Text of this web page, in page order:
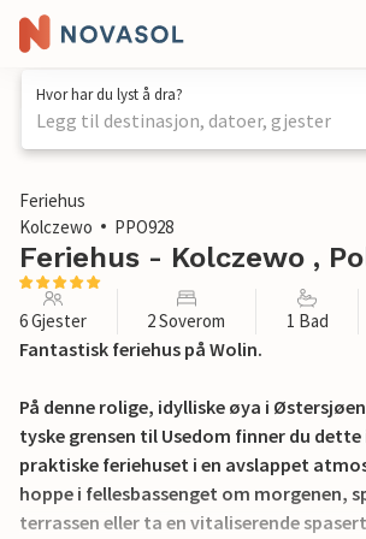
Hvor har du lyst å dra?
Legg til destinasjon, datoer, gjester
1 / 25
Feriehus
Kolczewo
PPO928
Feriehus - Kolczewo ,
6 Gjester 2 Soverom 1 Bad
Fantastisk feriehus på Wolin.
På denne rolige, idylliske øya i
tyske grensen til Usedom finner du
praktiske feriehuset i en avslappet
hoppe i fellesbassenget om morgenen,
terrassen eller ta en vitaliserende